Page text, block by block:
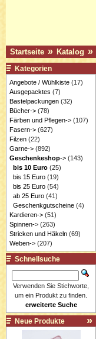
Startseite » Katalog »
Kategorien
Angebote / Wühlkiste(17)
Ausgepacktes (7)
Bastelpackungen(32)
Bücher->(78)
Färben und Pflegen->(107)
Fasern->(627)
Filzen(22)
Garne->(892)
Geschenkeshop->(143)
bis 10 Euro(25)
bis 15 Euro(19)
bis 25 Euro(54)
ab 25 Euro(41)
Geschenkgutscheine(4)
Kardieren->(51)
Spinnen->(263)
Stricken und Häkeln(69)
Weben->(207)
Schnellsuche
Verwenden Sie Stichworte,
um ein Produkt zu finden.
erweiterte Suche
Neue Produkte